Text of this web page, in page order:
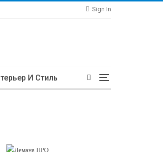
Sign In
И Стиль